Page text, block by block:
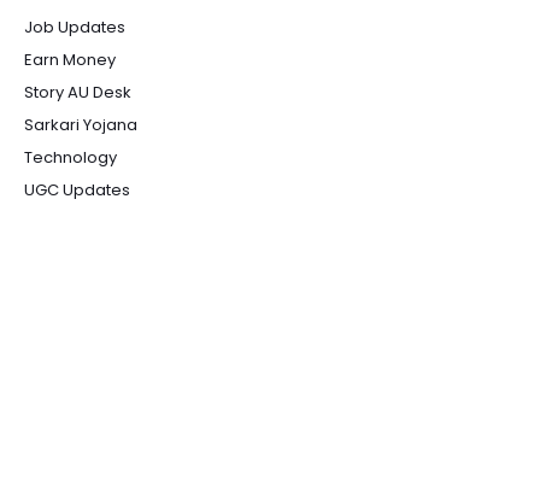
Job Updates
Earn Money
Story AU Desk
Sarkari Yojana
Technology
UGC Updates